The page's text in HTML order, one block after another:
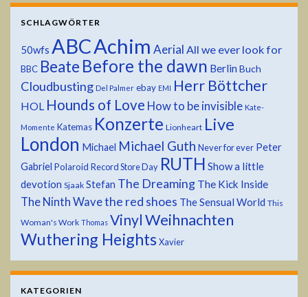
SCHLAGWÖRTER
50wfs ABCAchim Aerial All we ever look for
BBC Beate Before the dawn Berlin Buch
Cloudbusting Del Palmer ebay EMI Herr Böttcher
HOL Hounds of Love How to be invisible Kate-
Momente Katemas Konzerte Lionheart Live
London Michael Michael Guth Never for ever Peter
Gabriel Polaroid Record Store Day RUTH Show a little
devotion Sjaak Stefan The Dreaming The Kick Inside
The Ninth Wavethe red shoes The Sensual World This
Woman's Work Thomas VinylWeihnachten
Wuthering Heights Xavier
KATEGORIEN